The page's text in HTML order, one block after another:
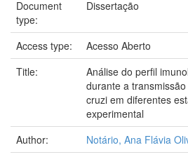
Document
type:
Dissertação
Access type:
Acesso Aberto
Title:
Análise do perfil
durante a
cruzi em diferentes
experimental
Author:
Notário, Ana Flávia